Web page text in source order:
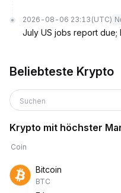
2026-08-06 23:13 (UTC)
July US jobs report
Beliebteste Krypto
Suchen
Krypto mit höchster
Coin
Bitcoin
BTC